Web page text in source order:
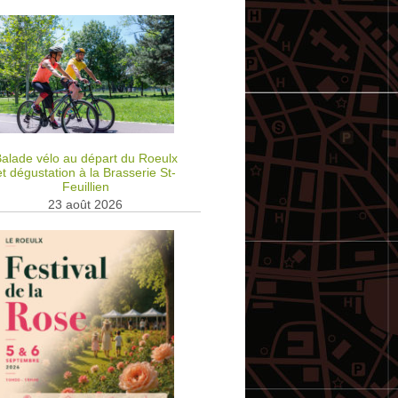
vélo au départ du Roeulx
dégustation à la Brasserie St-
Feuillien
23 août 2026